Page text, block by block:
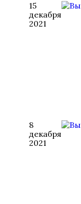
15
декабря
2021
8
декабря
2021